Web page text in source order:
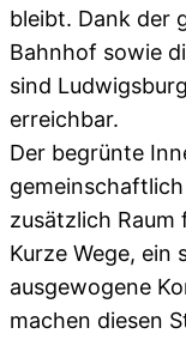
bleibt. Dank der
Bahnhof sowie
sind
erreichbar.
Der begrünte
zusätzlich Raum
Kurze Wege, ein
ausgewogene
machen diesen